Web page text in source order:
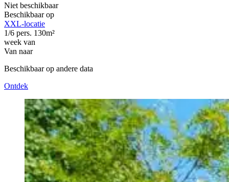
Niet beschikbaar
Beschikbaar op
XXL-locatie
1/6 pers. 130m²
week van
Van naar
Beschikbaar op andere data
Ontdek